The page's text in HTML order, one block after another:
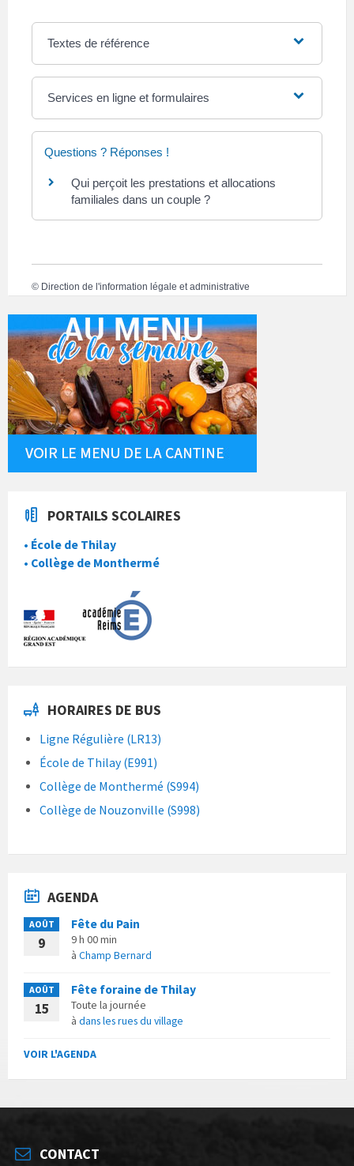
Textes de référence
Services en ligne et formulaires
Questions ? Réponses !
Qui perçoit les prestations et allocations
familiales dans un couple ?
© Direction de l'information légale et administrative
PORTAILS SCOLAIRES
• École de Thilay
• Collège de Monthermé
HORAIRES DE BUS
Ligne Régulière (LR13)
École de Thilay (E991)
Collège de Monthermé (S994)
Collège de Nouzonville (S998)
AGENDA
AOÛT
9
Fête du Pain
9 h 00 min
à Champ Bernard
AOÛT
15
Fête foraine de Thilay
Toute la journée
à dans les rues du village
VOIR L'AGENDA
CONTACT